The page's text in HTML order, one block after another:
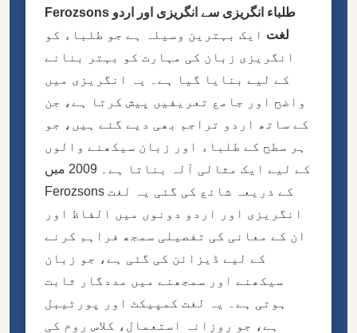
Ferozsons طلباء انگریزی سے انگریزی اور اردو
لغت ایک بہترین وسیلہ ہے جو طلباء کو
انگریزی زبان کی مہارت کو بہتر بنانے
کے لیے بنایا گیا ہے۔ یہ انگریزی میں
واضح اور جامع تعریفیں پیش کرتا ہے، جن
کے ساتھ اردو تراجم بھی دیے گئے ہیں، جو
ہر سطح کے طلباء اور زبان سیکھنے والوں
کے لیے ایک مثالی آلہ بناتا ہے۔ 2009 میں
Ferozsons کے ذریعہ شائع کی گئی یہ لغت
انگریزی اور اردو دونوں میں الفاظ اور
ان کے معانی کی تفصیلی سمجھ فراہم کرنے
کے لیے ڈیزائن کی گئی ہے، جو زبان
سیکھنے اور سمجھنے میں مددگار ثابت
ہوتی ہے۔ یہ لغت کمپیکٹ اور پورٹیبل
ہے، جو روزانہ استعمال، کلاس روم کی